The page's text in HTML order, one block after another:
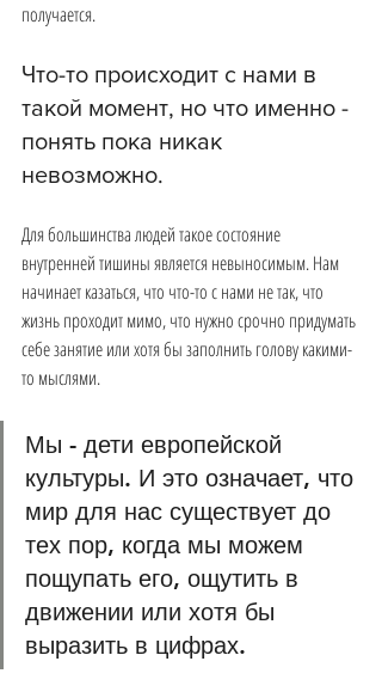
получается.
Что-то происходит с нами в
такой момент, но что именно -
понять пока никак
невозможно.
Для большинства людей такое состояние
внутренней тишины является невыносимым. Нам
начинает казаться, что что-то с нами не так, что
жизнь проходит мимо, что нужно срочно придумать
себе занятие или хотя бы заполнить голову какими-
то мыслями.
Мы - дети европейской
культуры. И это означает, что
мир для нас существует до
тех пор, когда мы можем
пощупать его, ощутить в
движении или хотя бы
выразить в цифрах.